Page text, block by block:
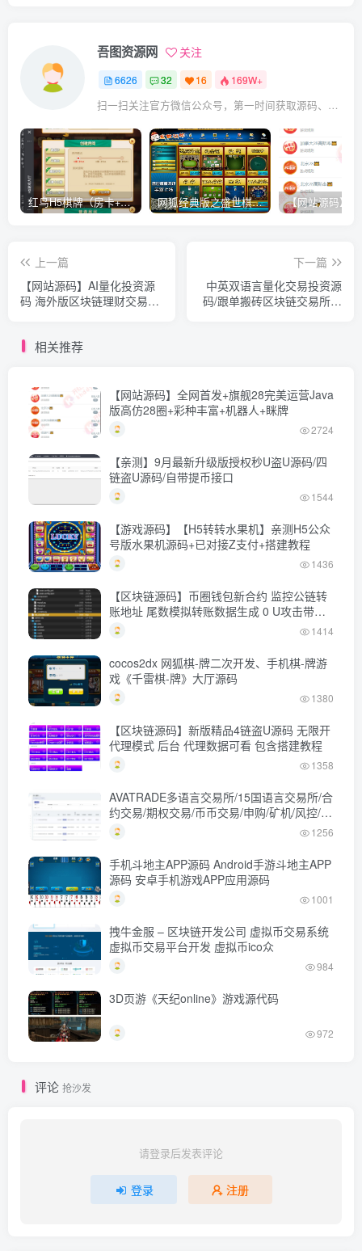
吾图资源网 关注
6626 32 16 169W+
扫一扫关注官方微信公众号，第一时间获取源码、网赚项目资源教程，自媒体等知识干货，让互联网创业赚钱更简单。
红鸟H5棋牌（房卡+金币）全套双模式游戏源码 网狐经典版之盛世棋牌完整游戏源码（包含文档、架设教程、网站、源代码等）
上一篇
【网站源码】AI量化投资源
码 海外版区块链理财交易所
下一篇
中英双语言量化交易投资源
码/跟单搬砖区块链交易所源
相关推荐
【网站源码】全网首发+旗舰28完美运营Java
版高仿28圈+彩种丰富+机器人+眯牌
2724
【亲测】9月最新升级版授权秒U盗U源码/四
链盗U源码/自带提币接口
1544
【游戏源码】【H5转转水果机】亲测H5公众
号版水果机源码+已对接Z支付+搭建教程
1436
【区块链源码】币圈钱包新合约 监控公链转
账地址 尾数模拟转账数据生成 0 U攻击带安
装说明
1414
cocos2dx 网狐棋-牌二次开发、手机棋-牌游
戏《千雷棋-牌》大厅源码
1380
【区块链源码】新版精品4链盗U源码 无限开
代理模式 后台 代理数据可看 包含搭建教程
1358
AVATRADE多语言交易所/15国语言交易所/合
约交易/期权交易/币币交易/申购/矿机/风控/前
端wap/pc纯源码/带搭建教程
1256
手机斗地主APP源码 Android手游斗地主APP
源码 安卓手机游戏APP应用源码
1001
拽牛金服 – 区块链开发公司 虚拟币交易系统
虚拟币交易平台开发 虚拟币ico众
984
3D页游《天纪online》游戏源代码
972
评论 抢沙发
请登录后发表评论
登录 注册